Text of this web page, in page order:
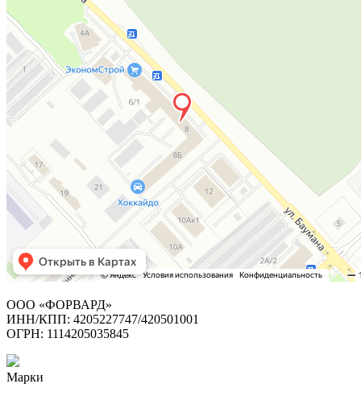
ООО «ФОРВАРД»
ИНН/КПП: 4205227747/420501001
ОГРН: 1114205035845
Марки